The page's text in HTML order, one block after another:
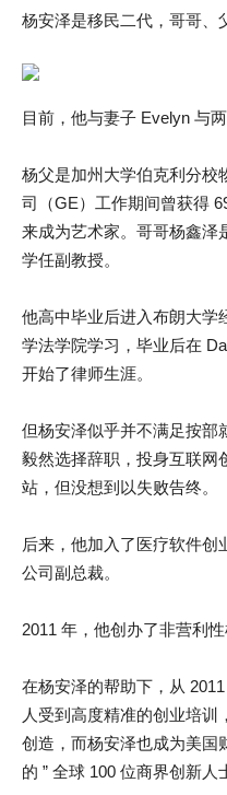
杨安泽是移民二代，哥哥、
目前，他与妻子 Evelyn 与
杨父是加州大学伯克利分校
司（GE）工作期间曾获得
来成为艺术家。哥哥杨鑫泽
学任副教授。
他高中毕业后进入布朗大学
学法学院学习，毕业后在
开始了律师生涯。
但杨安泽似乎并不满足按部
毅然选择辞职，投身互联网
站，但没想到以失败告终。
后来，他加入了医疗软件
公司副总裁。
2011 年，他创办了非营利性
在杨安泽的帮助下，从
人受到高度精准的创业培训
创造，而杨安泽也成为美国
的 ” 全球 100 位商界创新人